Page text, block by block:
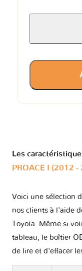
Les
PROACE I (2012 -
Voici une sélection
nos clients à l'aide
Toyota. Même si
tableau, le boîtier
de lire et d'effacer